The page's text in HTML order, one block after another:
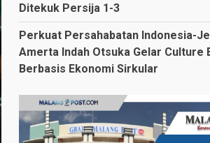
Ditekuk Persija 1-3
Perkuat Persahabatan Indonesia-
Amerta Indah Otsuka Gelar Culture
Berbasis Ekonomi Sirkular